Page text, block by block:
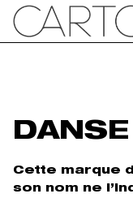
Cette marque
son nom ne